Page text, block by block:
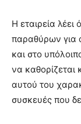
Η εταιρεία
παραθύρων για
και στο
να καθορίζεται
αυτού του
συσκευές που